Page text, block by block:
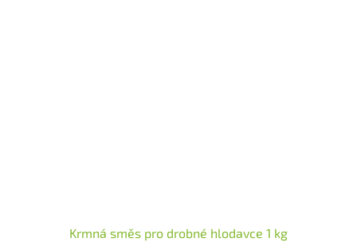
Krmná směs pro drobné hlodavce 1 kg